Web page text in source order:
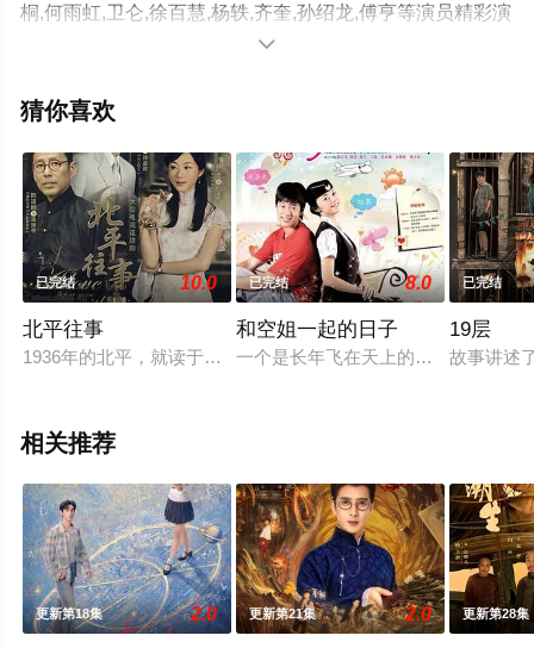
桐,何雨虹,卫仑,徐百慧,杨轶,齐奎,孙绍龙,傅亨等演员精彩演
绎的中国大陆电视剧，手机免费观看高清无删减完整版电
多剧情信息可移步至豆瓣电视剧、电视猫或剧情网等平台

猜你喜欢
已完结 10.0
北平往事
1936年的北平，就读于圣心学堂的旷美娇（韩雪 饰）、袁寒雪
已完结 8.0
和空姐一起的日子
一个是长年飞在天上的空姐冉静（姚
已完结
19层
故事讲述
相关推荐
更新第18集 2.0 更新第21集 2.0 更新第28集